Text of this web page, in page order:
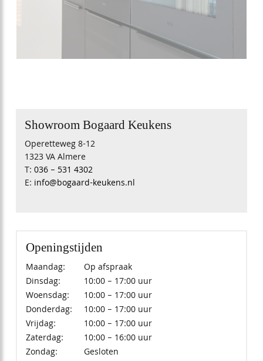
Showroom Bogaard Keukens
Operetteweg 8-12
1323 VA Almere
T:036 – 531 4302
E: info@bogaard-keukens.nl
Openingstijden
Maandag:
Op afspraak
Dinsdag:
10:00 – 17:00 uur
Woensdag:
10:00 – 17:00 uur
Donderdag:
10:00 – 17:00 uur
Vrijdag:
10:00 – 17:00 uur
Zaterdag:
10:00 – 16:00 uur
Zondag:
Gesloten